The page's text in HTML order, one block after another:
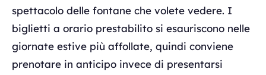
spettacolo delle fontane che volete vedere. I
biglietti a orario prestabilito si esauriscono nelle
giornate estive più affollate, quindi conviene
prenotare in anticipo invece di presentarsi